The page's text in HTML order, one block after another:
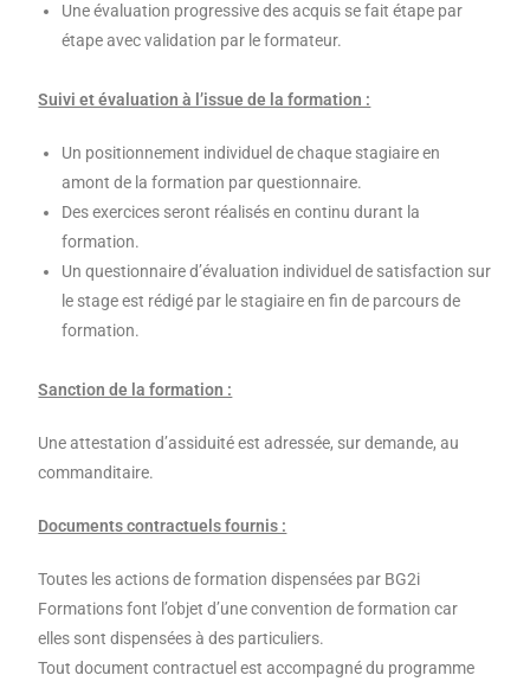
Une évaluation progressive des acquis se fait étape par
étape avec validation par le formateur.
Suivi et évaluation à l’issue de la formation :
Un positionnement individuel de chaque stagiaire en
amont de la formation par questionnaire.
Des exercices seront réalisés en continu durant la
formation.
Un questionnaire d’évaluation individuel de satisfaction sur
le stage est rédigé par le stagiaire en fin de parcours de
formation.
Sanction de la formation :
Une attestation d’assiduité est adressée, sur demande, au
commanditaire.
Documents contractuels fournis :
Toutes les actions de formation dispensées par BG2i
Formations font l’objet d’une convention de formation car
elles sont dispensées à des particuliers.
Tout document contractuel est accompagné du programme